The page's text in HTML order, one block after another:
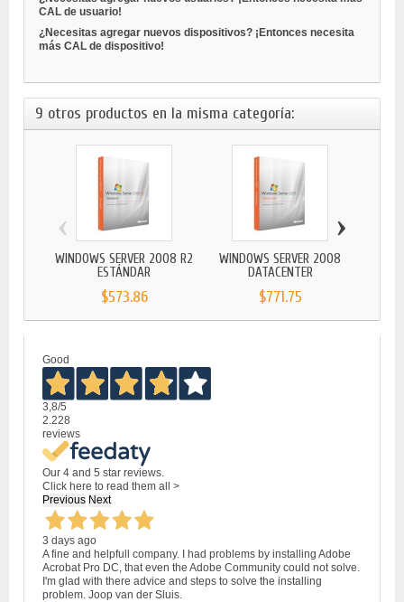
CAL de usuario!
¿Necesitas agregar nuevos dispositivos? ¡Entonces necesita
más CAL de dispositivo!
9 otros productos en la misma categoría:
WINDOWS SERVER 2008 R2
ESTÁNDAR
$573.86
WINDOWS SERVER 2008
DATACENTER
$771.75
‹ ›
Good
3,8/5
2.228
reviews
Our 4 and 5 star reviews.
Click here to read them all >
Previous Next
3 days ago
A fine and helpfull company. I had problems by installing Adobe
Acrobat Pro DC, that even the Adobe Community could not solve.
I'm glad with there advice and steps to solve the installing
problem. Joop van der Sluis.